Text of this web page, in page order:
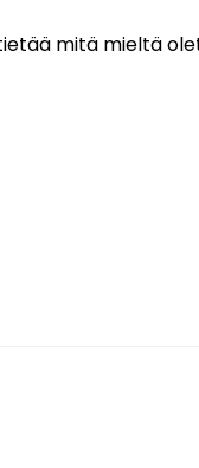
mitä mieltä